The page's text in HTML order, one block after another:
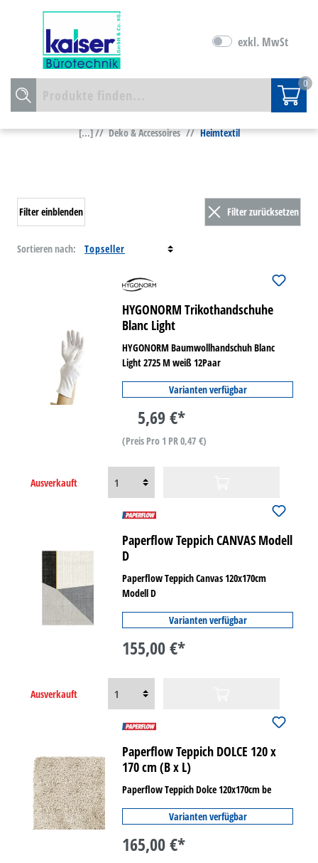
exkl. MwSt
0
[...] //Deko & Accessoires // Heimtextil
Filter einblenden Filter zurücksetzen
Sortieren nach:
HYGONORM Trikothandschuhe
Blanc Light
HYGONORM Baumwollhandschuh Blanc
Light 2725 M weiß 12Paar
Varianten verfügbar
5,69 €*
(Preis Pro 1 PR 0,47 €)
Ausverkauft
Paperflow Teppich CANVAS Modell
D
Paperflow Teppich Canvas 120x170cm
Modell D
Varianten verfügbar
155,00 €*
Ausverkauft
Paperflow Teppich DOLCE 120 x
170 cm (B x L)
Paperflow Teppich Dolce 120x170cm be
Varianten verfügbar
165,00 €*